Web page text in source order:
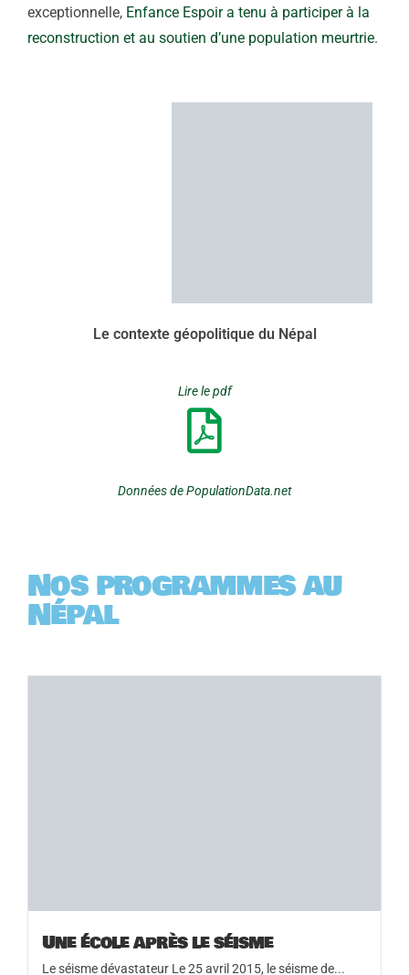
exceptionnelle, Enfance Espoir a tenu à participer à la
reconstruction et au soutien d’une population meurtrie.
Le contexte géopolitique du Népal
Lire le pdf
Données de PopulationData.net
Nos programmes au
Népal
Une école après le séisme
Le séisme dévastateur Le 25 avril 2015, le séisme de...